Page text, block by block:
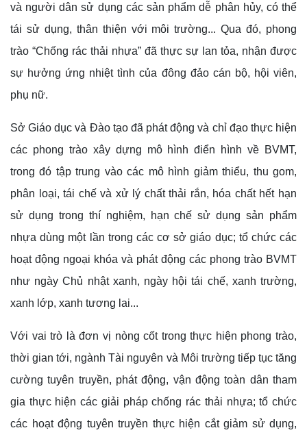
và người dân sử dụng các sản phẩm dễ phân hủy, có thể
tái sử dụng, thân thiện với môi trường... Qua đó, phong
trào “Chống rác thải nhựa” đã thực sự lan tỏa, nhận được
sự hưởng ứng nhiệt tình của đông đảo cán bộ, hội viên,
phụ nữ.
Sở Giáo dục và Đào tạo đã phát động và chỉ đạo thực hiện
các phong trào xây dựng mô hình điển hình về BVMT,
trong đó tập trung vào các mô hình giảm thiểu, thu gom,
phân loại, tái chế và xử lý chất thải rắn, hóa chất hết hạn
sử dụng trong thí nghiệm, hạn chế sử dụng sản phẩm
nhựa dùng một lần trong các cơ sở giáo dục; tổ chức các
hoạt động ngoại khóa và phát động các phong trào BVMT
như ngày Chủ nhật xanh, ngày hội tái chế, xanh trường,
xanh lớp, xanh tương lai...
Với vai trò là đơn vị nòng cốt trong thực hiện phong trào,
thời gian tới, ngành Tài nguyên và Môi trường tiếp tục tăng
cường tuyên truyền, phát động, vận động toàn dân tham
gia thực hiện các giải pháp chống rác thải nhựa; tổ chức
các hoạt động tuyên truyền thực hiện cắt giảm sử dụng,